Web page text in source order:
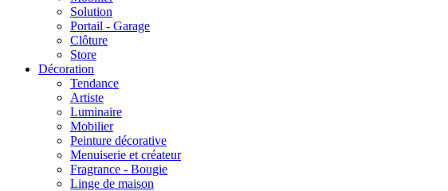
Solution
Portail - Garage
Clôture
Store
Décoration
Tendance
Artiste
Luminaire
Mobilier
Peinture décorative
Menuiserie et créateur
Fragrance - Bougie
Linge de maison